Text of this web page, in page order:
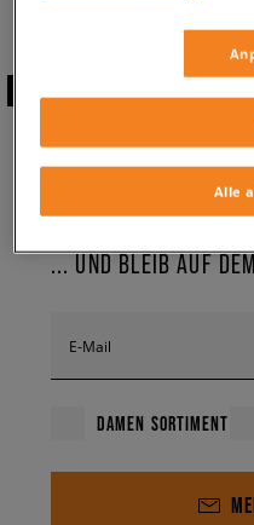
... UND BLEIB AUF
E-Mail
DAMEN SORTIMENT
Alle